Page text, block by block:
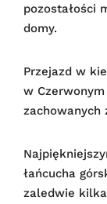
pozostałości
domy.
Przejazd w
w
zachowanych
łańcucha
zaledwie